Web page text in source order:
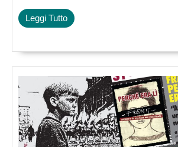
12
giugno.
Leggi TuttoLeggi
Tutto